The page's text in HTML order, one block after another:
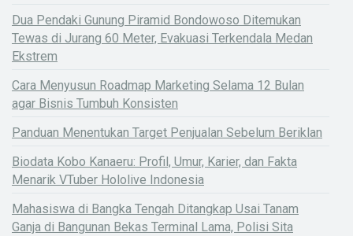
Dua Pendaki Gunung Piramid Bondowoso Ditemukan
Tewas di Jurang 60 Meter, Evakuasi Terkendala Medan
Ekstrem
Cara Menyusun Roadmap Marketing Selama 12 Bulan
agar Bisnis Tumbuh Konsisten
Panduan Menentukan Target Penjualan Sebelum Beriklan
Biodata Kobo Kanaeru: Profil, Umur, Karier, dan Fakta
Menarik VTuber Hololive Indonesia
Mahasiswa di Bangka Tengah Ditangkap Usai Tanam
Ganja di Bangunan Bekas Terminal Lama, Polisi Sita